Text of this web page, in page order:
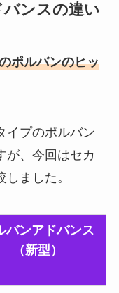
ンスの違い
ポルバンのヒッ
イプのポルバン
が、今回はセカ
ました。
バンアドバンス
（新型）